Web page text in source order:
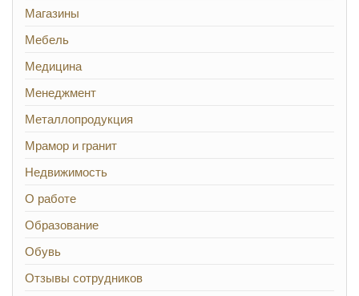
Магазины
Мебель
Медицина
Менеджмент
Металлопродукция
Мрамор и гранит
Недвижимость
О работе
Образование
Обувь
Отзывы сотрудников